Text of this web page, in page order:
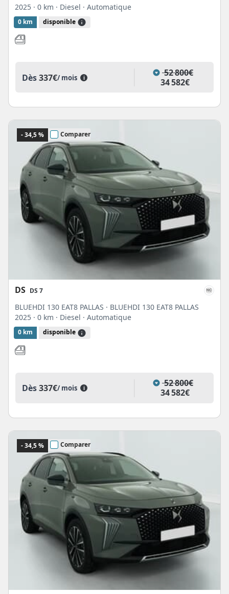
2025 · 0 km · Diesel · Automatique
0 km disponible
Dès337€/ mois i
52 800€
34 582€
- 34,5 % Comparer
DS DS 7
BLUEHDI 130 EAT8 PALLAS · BLUEHDI 130 EAT8 PALLAS
2025 · 0 km · Diesel · Automatique
0 km disponible
Dès337€/ mois i
52 800€
34 582€
- 34,5 % Comparer